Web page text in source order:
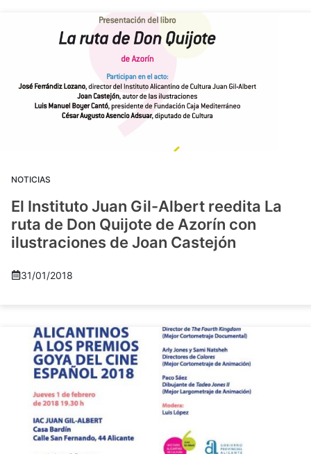
NOTICIAS
El Instituto Juan Gil-Albert reedita La
ruta de Don Quijote de Azorín con
ilustraciones de Joan Castejón
31/01/2018